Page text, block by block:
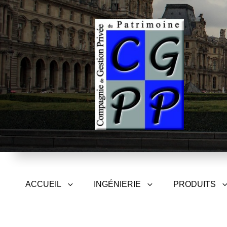
CGPP – Compagnie de
ACCUEIL INGÉNIERIE PRODUITS